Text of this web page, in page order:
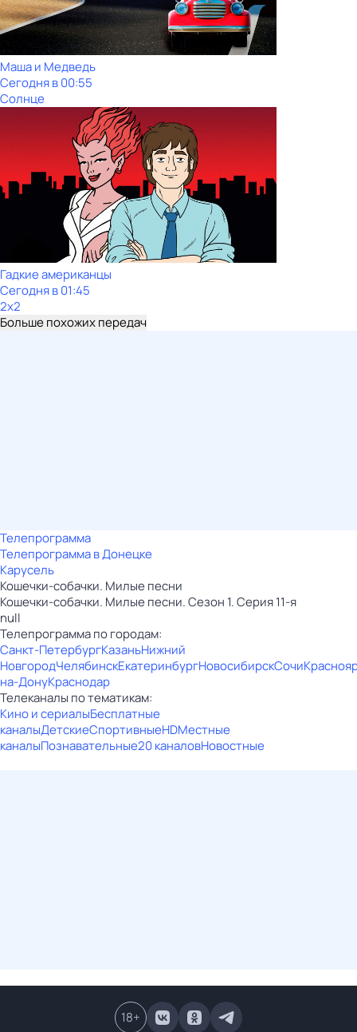
Маша и Медведь
Сегодня в 00:55
Солнце
Гадкие американцы
Сегодня в 01:45
2x2
Больше похожих передач
Телепрограмма
Телепрограмма в Донецке
Карусель
Кошечки-собачки. Милые песни
Кошечки-собачки. Милые песни. Сезон 1. Серия 11-я
null
Телепрограмма по городам:
Санкт-ПетербургКазаньНижний
НовгородЧелябинскЕкатеринбургНовосибирскСочи
на-ДонуКраснодар
Телеканалы по тематикам:
Кино и сериалыБесплатные
каналыДетскиеСпортивныеHDМестные
каналыПознавательные20 каналовНовостные
18+